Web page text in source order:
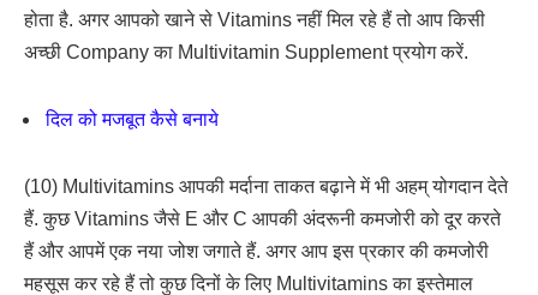
होता है. अगर आपको खाने से Vitamins नहीं मिल रहे हैं तो आप किसी
अच्छी Company का Multivitamin Supplement प्रयोग करें.
दिल को मजबूत कैसे बनाये
(10) Multivitamins आपकी मर्दाना ताकत बढ़ाने में भी अहम् योगदान देते
हैं. कुछ Vitamins जैसे E और C आपकी अंदरूनी कमजोरी को दूर करते
हैं और आपमें एक नया जोश जगाते हैं. अगर आप इस प्रकार की कमजोरी
महसूस कर रहे हैं तो कुछ दिनों के लिए Multivitamins का इस्तेमाल